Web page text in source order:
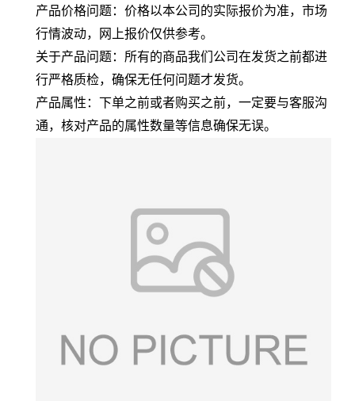
产品价格问题：价格以本公司的实际报价为准，市场
行情波动，网上报价仅供参考。
关于产品问题：所有的商品我们公司在发货之前都进
行严格质检，确保无任何问题才发货。
产品属性：下单之前或者购买之前，一定要与客服沟
通，核对产品的属性数量等信息确保无误。